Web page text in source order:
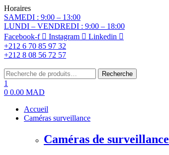
Horaires
SAMEDI : 9:00 – 13:00
LUNDI – VENDREDI : 9:00 – 18:00
Facebook-f
Instagram
Linkedin
+212 6 70 85 97 32
+212 8 08 56 72 57
Menu
Rechercher: Recherche
1
0 0.00 MAD
Accueil
Caméras surveillance
Caméras de surveillance